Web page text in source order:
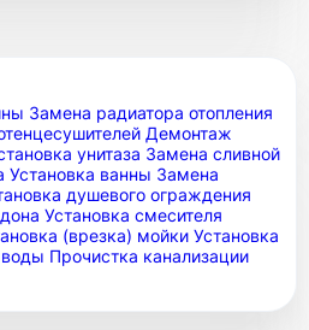
Замена радиатора отопления
Демонтаж
унитаза Замена сливной
Установка ванны Замена
душевого ограждения
Установка смесителя
(врезка) мойки Установка
воды Прочистка канализации